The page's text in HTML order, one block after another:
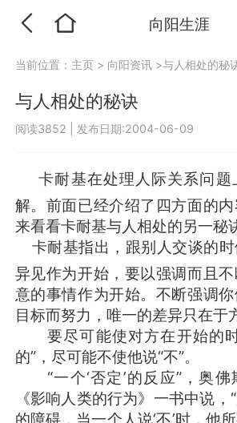
向阳生涯
当前位置： 主页 > 向阳资讯 >与人相处的秘
与人相处的秘诀
阅读3852 发布日期:2004-06-09
卡耐基在处理人际关系问
解。前面已经介绍了四方面的
来看看卡耐基与人相处的另一秘
卡耐基指出，跟别人交谈的
异见作为开始，要以强调而且
意的事情作为开始。不断强调
目标而努力，唯一的差异只在于
要尽可能使对方在开始的时
的”，尽可能不使他说“不”。
“一个‘否定’的反应”，奥佛
《影响人类的行为》一书中说，
的障碍，当一个人说‘不’时，他